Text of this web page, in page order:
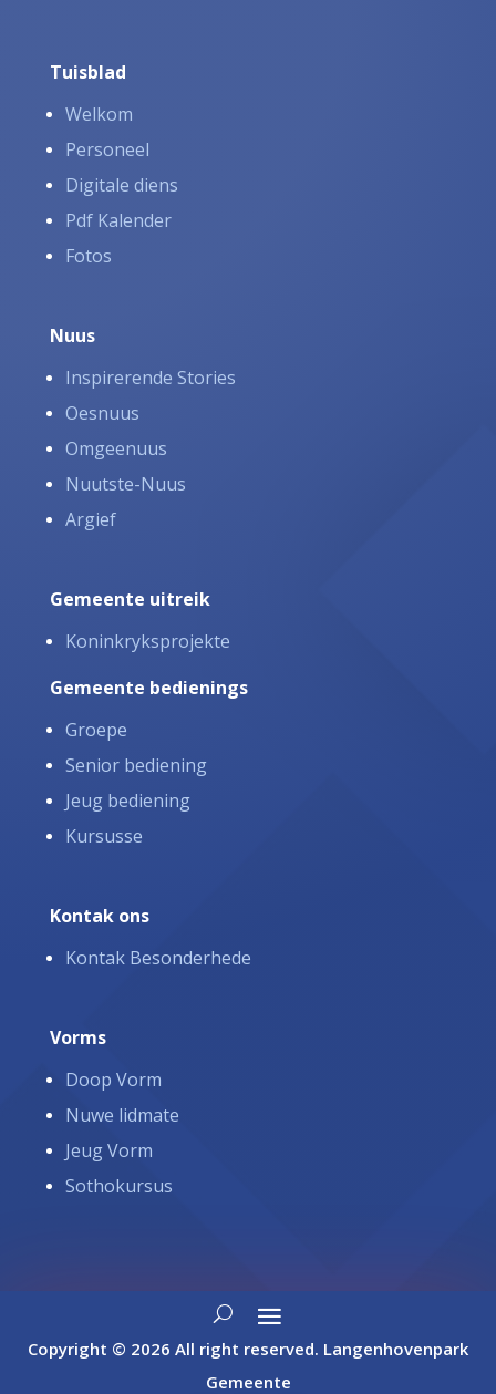
Tuisblad
Welkom
Personeel
Digitale diens
Pdf Kalender
Fotos
Nuus
Inspirerende Stories
Oesnuus
Omgeenuus
Nuutste-Nuus
Argief
Gemeente uitreik
Koninkryksprojekte
Gemeente bedienings
Groepe
Senior bediening
Jeug bediening
Kursusse
Kontak ons
Kontak Besonderhede
Vorms
Doop Vorm
Nuwe lidmate
Jeug Vorm
Sothokursus
Copyright © 2026 All right reserved. Langenhovenpark
Gemeente